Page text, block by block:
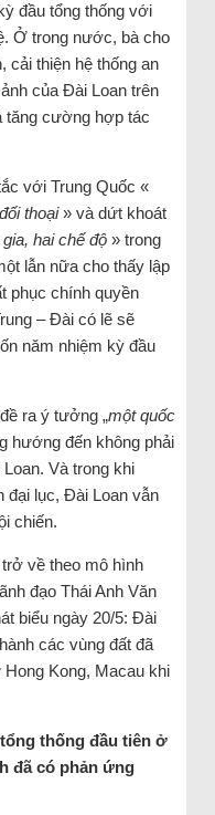
đầu tổng thống với
Ở trong nước, bà cho
cải thiện hệ thống an
của Đài Loan trên
tăng cường hợp tác
với Trung Quốc «
thoại» và dứt khoát
hai chế độ» trong
lẫn nữa cho thấy lập
phục chính quyền
– Đài có lẽ sẽ
năm nhiệm kỳ đầu
ra ý tưởng „một quốc
hướng đến không phải
Và trong khi
đại lục, Đài Loan vẫn
chiến.
về theo mô hình
đạo Thái Anh Văn
biểu ngày 20/5: Đài
các vùng đất đã
Kong, Macau khi
thống đầu tiên ở
đã có phản ứng